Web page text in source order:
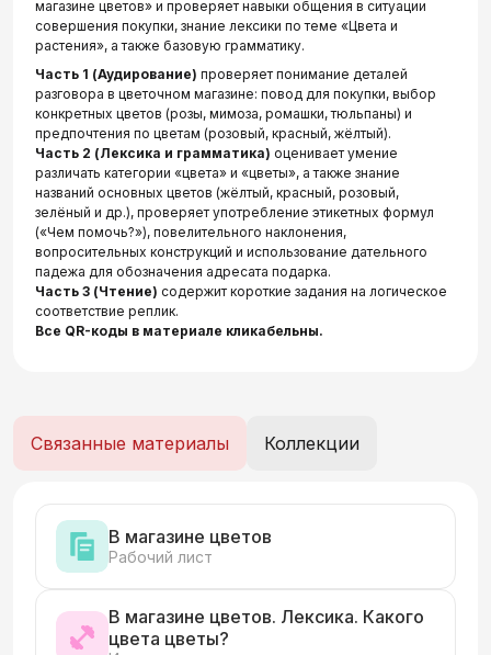
магазине цветов» и проверяет навыки общения в ситуации
совершения покупки, знание лексики по теме «Цвета и
растения», а также базовую грамматику.
Часть 1 (Аудирование) проверяет понимание деталей
разговора в цветочном магазине: повод для покупки, выбор
конкретных цветов (розы, мимоза, ромашки, тюльпаны) и
предпочтения по цветам (розовый, красный, жёлтый).
Часть 2 (Лексика и грамматика) оценивает умение
различать категории «цвета» и «цветы», а также знание
названий основных цветов (жёлтый, красный, розовый,
зелёный и др.), проверяет употребление этикетных формул
(«Чем помочь?»), повелительного наклонения,
вопросительных конструкций и использование дательного
падежа для обозначения адресата подарка.
Часть 3 (Чтение) содержит короткие задания на логическое
соответствие реплик.
Все QR-коды в материале кликабельны.
Связанные материалы Коллекции
В магазине цветов
Рабочий лист
В магазине цветов. Лексика. Какого
цвета цветы?